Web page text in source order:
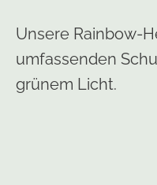
Unsere Rainbow-
umfassenden
grünem Licht.